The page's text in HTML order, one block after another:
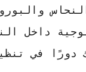
داخل
دورًا في